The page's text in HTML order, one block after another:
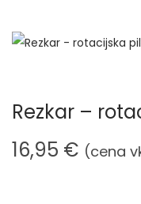
Rezkar –
16,95 € (cena